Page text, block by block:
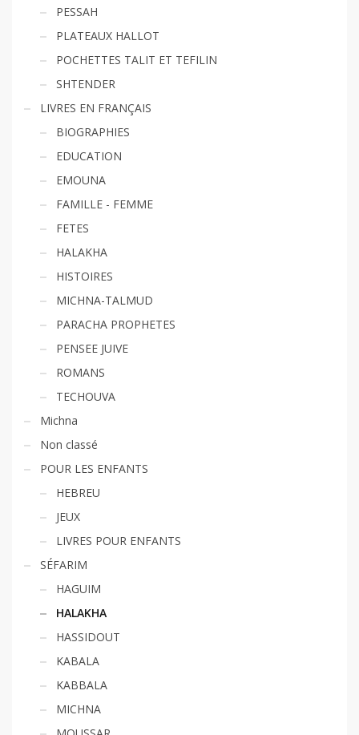
PESSAH
PLATEAUX HALLOT
POCHETTES TALIT ET TEFILIN
SHTENDER
LIVRES EN FRANÇAIS
BIOGRAPHIES
EDUCATION
EMOUNA
FAMILLE - FEMME
FETES
HALAKHA
HISTOIRES
MICHNA-TALMUD
PARACHA PROPHETES
PENSEE JUIVE
ROMANS
TECHOUVA
Michna
Non classé
POUR LES ENFANTS
HEBREU
JEUX
LIVRES POUR ENFANTS
SÉFARIM
HAGUIM
HALAKHA
HASSIDOUT
KABALA
KABBALA
MICHNA